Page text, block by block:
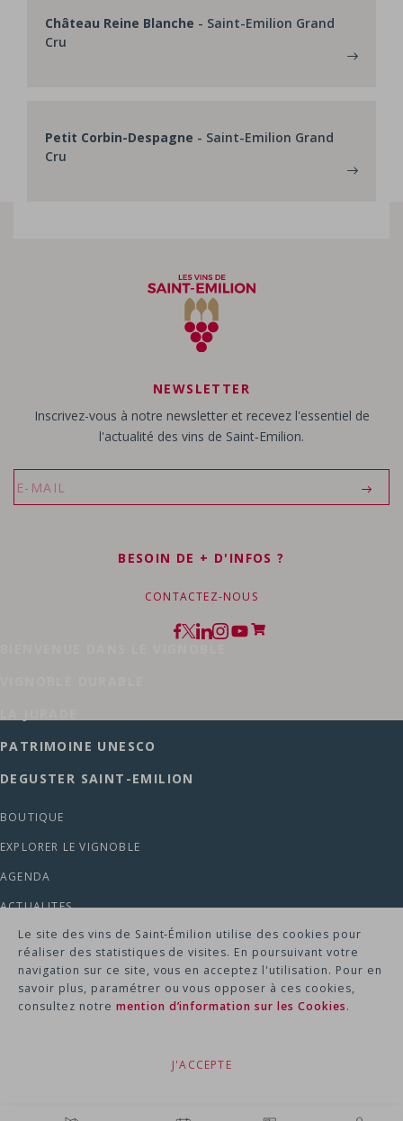
Château Reine Blanche - Saint-Emilion Grand
Cru
Petit Corbin-Despagne - Saint-Emilion Grand
Cru
NEWSLETTER
Inscrivez-vous à notre newsletter et recevez l'essentiel de
l'actualité des vins de Saint‑Emilion.
BESOIN DE + D'INFOS ?
CONTACTEZ-NOUS
PATRIMOINE UNESCO
DEGUSTER SAINT-EMILION
BOUTIQUE
EXPLORER LE VIGNOBLE
AGENDA
ACTUALITES
MENTION LEGALES -
POLITIQUE DE CONFIDENTIALITE -
RGPD & COOKIES -
PLAN DU SITE -
L'ABUS D'ALCOOL EST DANGEREUX POUR LA
Le site des vins de Saint‑Émilion utilise des cookies pour
réaliser des statistiques de visites. En poursuivant votre
navigation sur ce site, vous en acceptez l'utilisation. Pour en
savoir plus, paramétrer ou vous opposer à ces cookies,
consultez notre mention d’information sur les Cookies.
J'ACCEPTE